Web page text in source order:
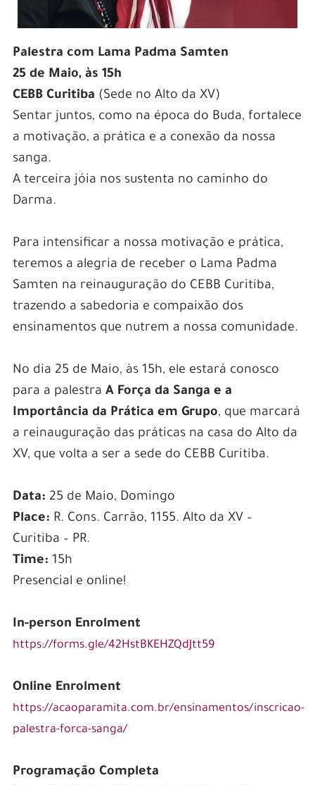
Palestra com Lama Padma Samten
25 de Maio, às 15h
CEBB Curitiba (Sede no Alto da XV)
Sentar juntos, como na época do Buda, fortalece
a motivação, a prática e a conexão da nossa
sanga.
A terceira jóia nos sustenta no caminho do
Darma.
Para intensificar a nossa motivação e prática,
teremos a alegria de receber o Lama Padma
Samten na reinauguração do CEBB Curitiba,
trazendo a sabedoria e compaixão dos
ensinamentos que nutrem a nossa comunidade.
No dia 25 de Maio, às 15h, ele estará conosco
para a palestra A Força da Sanga e a
Importância da Prática em Grupo, que marcará
a reinauguração das práticas na casa do Alto da
XV, que volta a ser a sede do CEBB Curitiba.
Data: 25 de Maio, Domingo
Place: R. Cons. Carrão, 1155. Alto da XV –
Curitiba – PR.
Time: 15h
Presencial e online!
In-person Enrolment
https://forms.gle/42HstBKEHZQdJtt59
Online Enrolment
https://acaoparamita.com.br/ensinamentos/inscricao-
palestra-forca-sanga/
Programação Completa